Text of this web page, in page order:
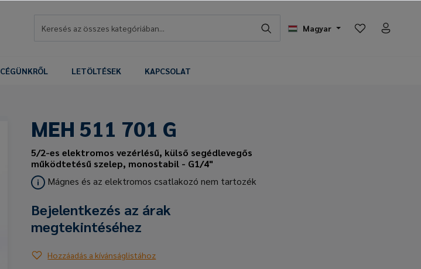
Magyar
CÉGÜNKRŐL LETÖLTÉSEK KAPCSOLAT
MEH 511 701 G
5/2-es elektromos vezérlésű, külső segédlevegős
működtetésű szelep, monostabil - G1/4"
Mágnes és az elektromos csatlakozó nem tartozék
Bejelentkezés az árak
megtekintéséhez
Hozzáadás a kívánságlistához